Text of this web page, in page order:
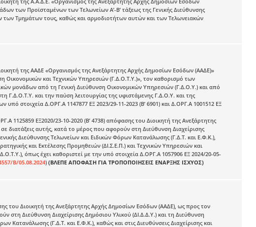
των Προϊσταμένων των Τελωνείων Α’-Β’ τάξεως της Γενικής Διεύθυνσης
Τμημάτων τους, καθώς και αρμοδιοτήτων αυτών και των Τελωνειακών
της ΑΑΔΕ «Οργανισμός της Ανεξάρτητης Αρχής Δημοσίων Εσόδων (ΑΑΔΕ)»
Οικονομικών και Τεχνικών Υπηρεσιών (Γ.Δ.Ο.Τ.Υ.)», τον καθορισμό των
μονάδων από τη Γενική Διεύθυνση Οικονομικών Υπηρεσιών (Γ.Δ.Ο.Υ.) και από
Γ.Δ.Ο.Τ.Υ. και την παύση λειτουργίας της υφιστάμενης Γ.Δ.Ο.Υ. και της
υπό στοιχεία Δ.ΟΡΓ.Α 1147877 ΕΞ 2023/29-11-2023 (Β’ 6901) και Δ.ΟΡΓ.Α 1001512 ΕΞ
1125859 ΕΞ2020/23-10-2020 (Β’ 4738) απόφασης του Διοικητή της Ανεξάρτητης
διατάξεις αυτής, κατά το μέρος που αφορούν στη Διεύθυνση Διαχείρισης
Διεύθυνσης Τελωνείων και Ειδικών Φόρων Κατανάλωσης (Γ.Δ.Τ. και Ε.Φ.Κ.),
και Εκτέλεσης Προμηθειών (ΔΙ.Σ.Ε.Π.) και Τεχνικών Υπηρεσιών και
όπως έχει καθοριστεί με την υπό στοιχεία Δ.ΟΡΓ.Α 1057906 ΕΞ 2024/20-05-
Β/05.08.2024) (ΒΛΕΠΕ ΑΠΟΦΑΣΗ ΓΙΑ ΤΡΟΠΟΠΟΙΗΣΕΙΣ ΕΝΑΡΞΗΣ ΙΣΧΥΟΣ)
του Διοικητή της Ανεξάρτητης Αρχής Δημοσίων Εσόδων (ΑΑΔΕ), ως προς τον
στη Διεύθυνση Διαχείρισης Δημόσιου Υλικού (ΔΙ.Δ.Δ.Υ.) και τη Διεύθυνση
Κατανάλωσης (Γ.Δ.Τ. και Ε.Φ.Κ.), καθώς και στις Διευθύνσεις Διαχείρισης και